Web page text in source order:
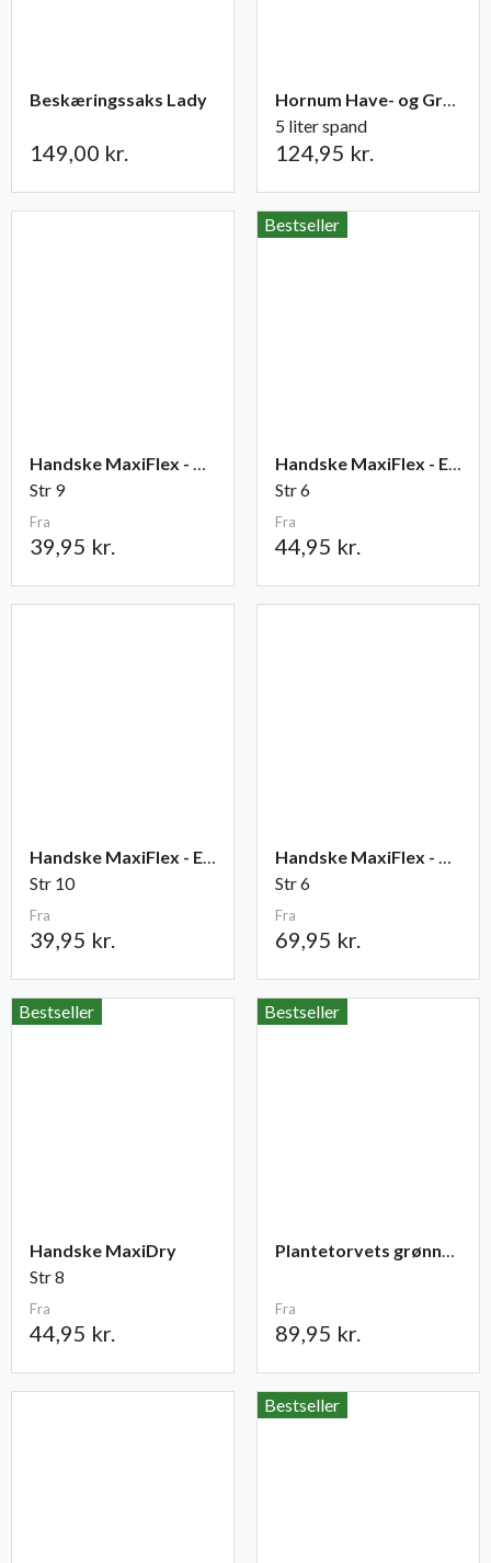
Beskæringssaks Lady
149,00 kr.
Hornum Have- og Grøntsagsgødning NPK 9-2-5
5 liter spand
124,95 kr.
Handske MaxiFlex - Ultimate
Str 9
Fra
39,95 kr.
Bestseller
Handske MaxiFlex - Endurance
Str 6
Fra
44,95 kr.
Handske MaxiFlex - Elite
Str 10
Fra
39,95 kr.
Handske MaxiFlex - Cut
Str 6
Fra
69,95 kr.
Bestseller
Handske MaxiDry
Str 8
Fra
44,95 kr.
Bestseller
Plantetorvets grønne vandingspose 75 liter
Fra
89,95 kr.
Bestseller